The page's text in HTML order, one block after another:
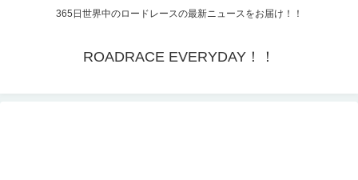
365日世界中のロードレースの最新ニュースをお届け！！
ROADRACE EVERYDAY！！